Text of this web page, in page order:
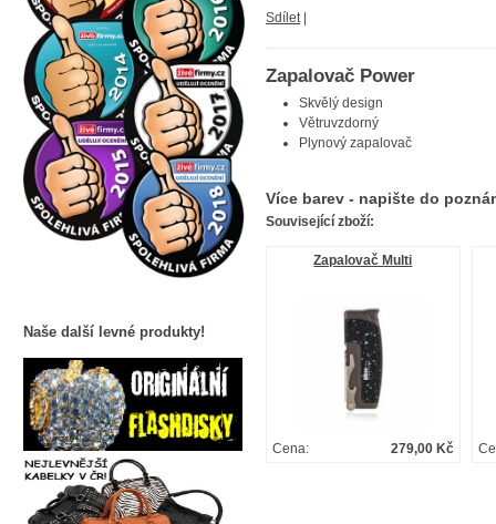
Sdílet
Zapalovač Power
Skvělý design
Větruvzdorný
Plynový zapalovač
Více barev - napište do
Související zboží:
Zapalovač Multi
279,00 Kč
Cena:
Naše další levné produkty!